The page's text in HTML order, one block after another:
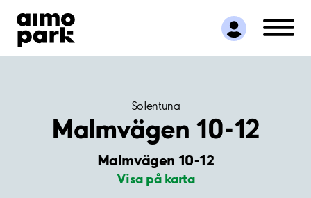
Hitta parkering
Samarbete
Kundservice
Sollentuna
Malmvägen 10-12
Malmvägen 10-12
Visa på karta